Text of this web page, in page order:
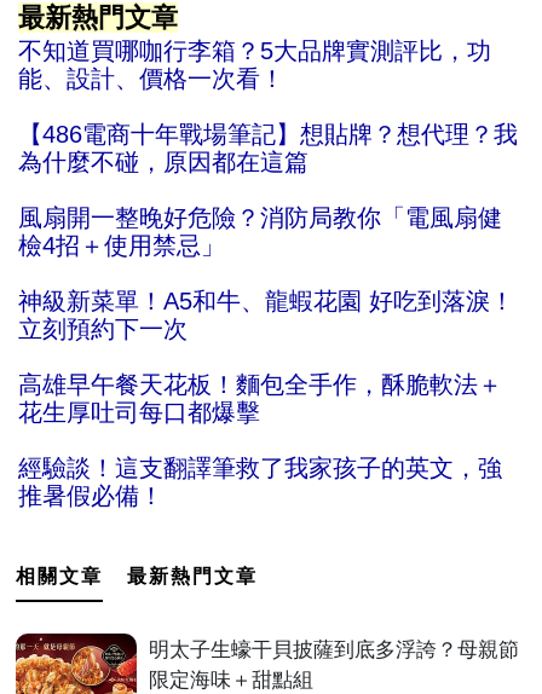
最新熱門文章
不知道買哪咖行李箱？5大品牌實測評比，功
能、設計、價格一次看！
【486電商十年戰場筆記】想貼牌？想代理？我
為什麼不碰，原因都在這篇
風扇開一整晚好危險？消防局教你「電風扇健
檢4招＋使用禁忌」
神級新菜單！A5和牛、龍蝦花園 好吃到落淚！
立刻預約下一次
高雄早午餐天花板！麵包全手作，酥脆軟法＋
花生厚吐司每口都爆擊
經驗談！這支翻譯筆救了我家孩子的英文，強
推暑假必備！
相關文章 最新熱門文章
明太子生蠔干貝披薩到底多浮誇？母親節
限定海味＋甜點組